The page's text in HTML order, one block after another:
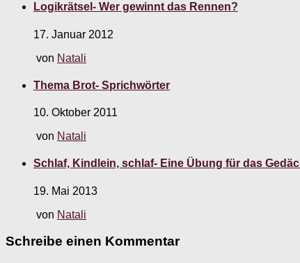
Logikrätsel- Wer gewinnt das Rennen?
17. Januar 2012
von Natali
Thema Brot- Sprichwörter
10. Oktober 2011
von Natali
Schlaf, Kindlein, schlaf- Eine Übung für das
19. Mai 2013
von Natali
Schreibe einen Kommentar